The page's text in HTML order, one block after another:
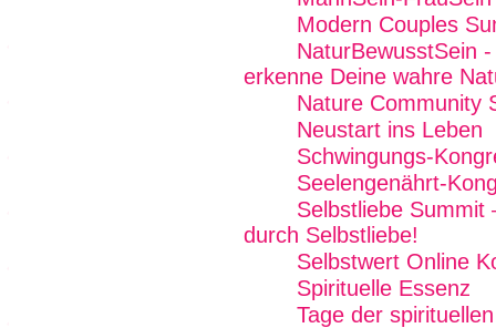
Modern Couples
NaturBewusstSein
erkenne Deine wahre
Nature Community
Neustart ins Leben
Schwingungs-
Seelengenährt-
Selbstliebe Summit
durch Selbstliebe!
Selbstwert Online
Spirituelle Essenz
Tage der